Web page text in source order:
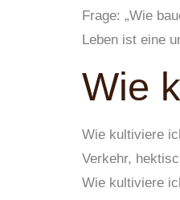
Frage: „Wie
Leben ist eine
Wie
Wie kultiviere
Verkehr,
Wie kultiviere